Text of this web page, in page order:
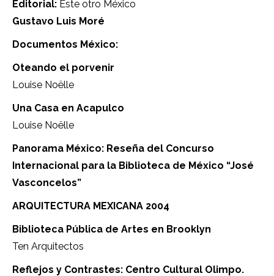
Editorial: Este otro México
Gustavo Luis Moré
Documentos México:
Oteando el porvenir
Louise Noëlle
Una Casa en Acapulco
Louise Noëlle
Panorama México: Reseña del Concurso
Internacional para la Biblioteca de México “José
Vasconcelos”
ARQUITECTURA MEXICANA 2004
Biblioteca Pública de Artes en Brooklyn
Ten Arquitectos
Reflejos y Contrastes: Centro Cultural Olimpo.